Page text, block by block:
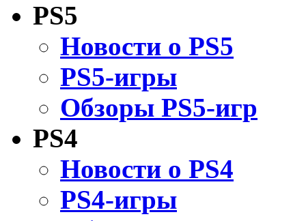
PS5
Новости о PS5
PS5-игры
Обзоры PS5-игр
PS4
Новости о PS4
PS4-игры